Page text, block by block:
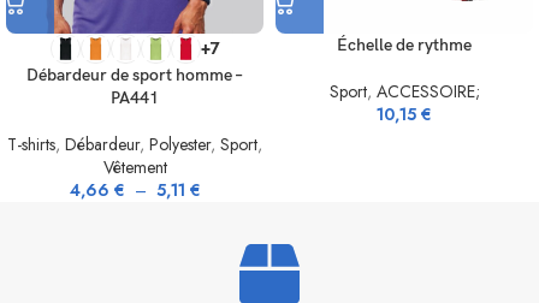
+7
Débardeur de sport homme –
PA441
T-shirts, Débardeur, Polyester, Sport,
Vêtement
4,66 € – 5,11 €
Échelle de rythme
Sport, ACCESSOIRE;
10,15 €